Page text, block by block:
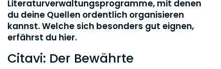
Literaturverwaltungsprogramme, mit denen
du deine Quellen ordentlich organisieren
kannst. Welche sich besonders gut eignen,
erfährst du hier.
Citavi: Der Bewährte